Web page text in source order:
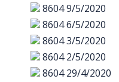
86049/5/2020
86046/5/2020
86043/5/2020
8604 2/5/2020
8604 29/4/2020